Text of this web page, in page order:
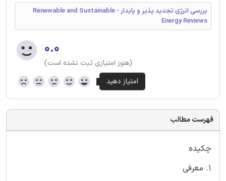
بررسی انرژی تجدید پذیر و پایدار - Renewable and Sustainable
Energy Reviews
۰.۰
(هنوز امتیازی ثبت نشده است)
فهرست مطالب
چکیده
1. معرفی